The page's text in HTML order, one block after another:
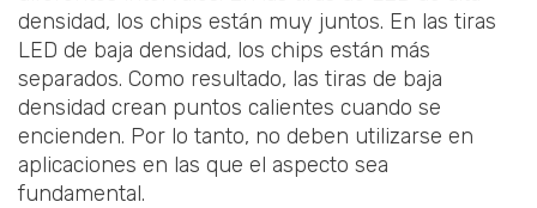
densidad, los chips están muy juntos. En las tiras
LED de baja densidad, los chips están más
separados. Como resultado, las tiras de baja
densidad crean puntos calientes cuando se
encienden. Por lo tanto, no deben utilizarse en
aplicaciones en las que el aspecto sea
fundamental.